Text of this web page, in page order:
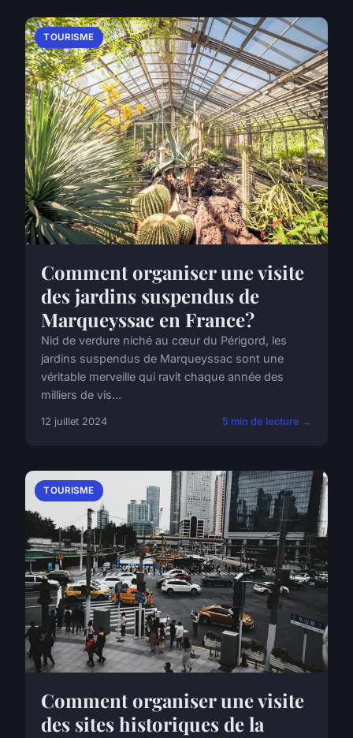
TOURISME
Comment organiser une visite
des jardins suspendus de
Marqueyssac en France?
Nid de verdure niché au cœur du Périgord, les
jardins suspendus de Marqueyssac sont une
véritable merveille qui ravit chaque année des
milliers de vis...
12 juillet 2024 5 min de lecture →
TOURISME
Comment organiser une visite
des sites historiques de la